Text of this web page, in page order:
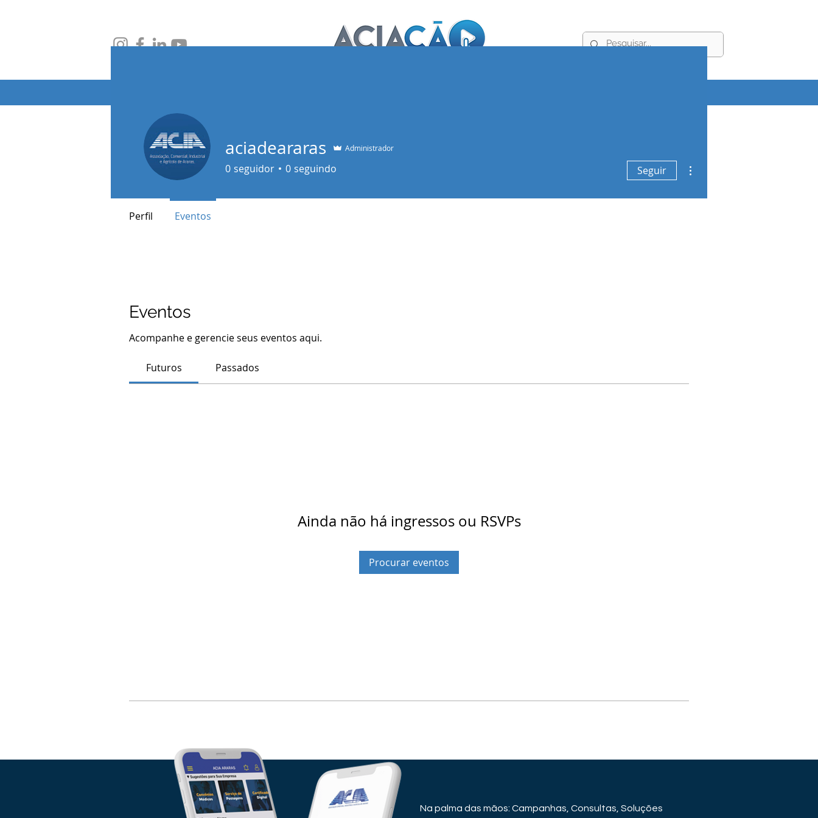
Eventos
Acompanhe e gerencie seus eventos aqui.
Futuros Passados
Ainda não há ingressos ou RSVPs
Procurar eventos
aciadeararas Administrador
0 seguidor 0 seguindo Seguir
Perfil Eventos
Na palma das mãos: Campanhas, Consultas, Soluções